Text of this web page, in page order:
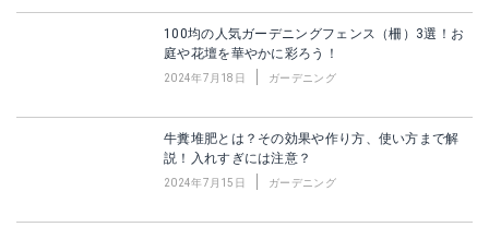
100均の人気ガーデニングフェンス（柵）3選！お
庭や花壇を華やかに彩ろう！
2024年7月18日 ガーデニング
牛糞堆肥とは？その効果や作り方、使い方まで解
説！入れすぎには注意？
2024年7月15日 ガーデニング